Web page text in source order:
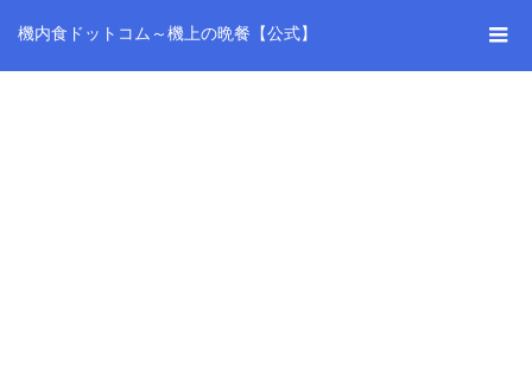
機内食ドットコム～機上の晩餐【公式】